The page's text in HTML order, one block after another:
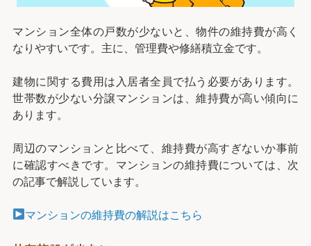
マンション全体の戸数が少ないと、物件の維持費が高く
なりやすいです。主に、管理費や修繕積立金です。
建物に関する費用は入居者全員で払う必要があります。
世帯数が少ない分譲マンションは、維持費が高い傾向に
あります。
周辺のマンションと比べて、維持費が高すぎないか事前
に確認すべきです。マンションの維持費については、次
の記事で解説しています。
マンションの維持費の解説はこちら